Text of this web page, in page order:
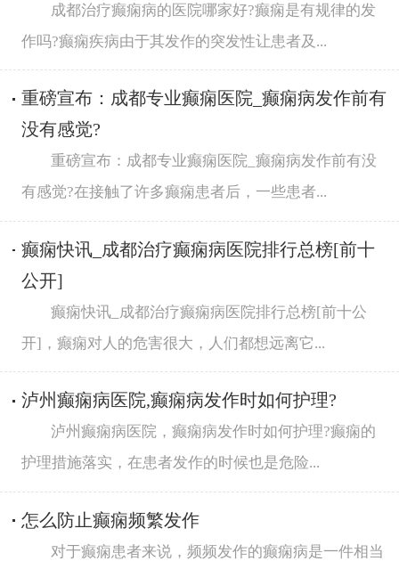
成都治疗癫痫病的医院哪家好?癫痫是有规律的发
作吗?癫痫疾病由于其发作的突发性让患者及...
重磅宣布：成都专业癫痫医院_癫痫病发作前有
没有感觉?
重磅宣布：成都专业癫痫医院_癫痫病发作前有没
有感觉?在接触了许多癫痫患者后，一些患者...
癫痫快讯_成都治疗癫痫病医院排行总榜[前十
公开]
癫痫快讯_成都治疗癫痫病医院排行总榜[前十公
开]，癫痫对人的危害很大，人们都想远离它...
泸州癫痫病医院,癫痫病发作时如何护理?
泸州癫痫病医院，癫痫病发作时如何护理?癫痫的
护理措施落实，在患者发作的时候也是危险...
怎么防止癫痫频繁发作
对于癫痫患者来说，频频发作的癫痫病是一件相当